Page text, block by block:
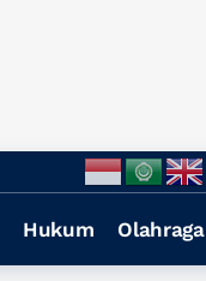
Hukum Olahraga